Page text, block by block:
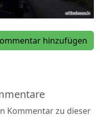
hinzufügen
Kommentar zu dieser